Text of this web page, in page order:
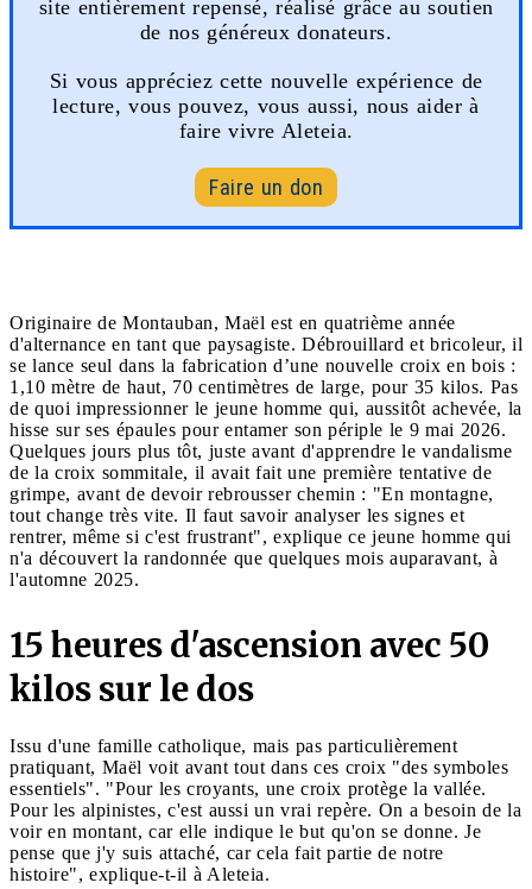
site entièrement repensé, réalisé grâce au soutien
de nos généreux donateurs.
Si vous appréciez cette nouvelle expérience de
lecture, vous pouvez, vous aussi, nous aider à
faire vivre Aleteia.
Faire un don
Originaire de Montauban, Maël est en quatrième année
d'alternance en tant que paysagiste. Débrouillard et bricoleur, il
se lance seul dans la fabrication d’une nouvelle croix en bois :
1,10 mètre de haut, 70 centimètres de large, pour 35 kilos. Pas
de quoi impressionner le jeune homme qui, aussitôt achevée, la
hisse sur ses épaules pour entamer son périple le 9 mai 2026.
Quelques jours plus tôt, juste avant d'apprendre le vandalisme
de la croix sommitale, il avait fait une première tentative de
grimpe, avant de devoir rebrousser chemin : "En montagne,
tout change très vite. Il faut savoir analyser les signes et
rentrer, même si c'est frustrant", explique ce jeune homme qui
n'a découvert la randonnée que quelques mois auparavant, à
l'automne 2025.
15 heures d'ascension avec 50
kilos sur le dos
Issu d'une famille catholique, mais pas particulièrement
pratiquant, Maël voit avant tout dans ces croix "des symboles
essentiels". "Pour les croyants, une croix protège la vallée.
Pour les alpinistes, c'est aussi un vrai repère. On a besoin de la
voir en montant, car elle indique le but qu'on se donne. Je
pense que j'y suis attaché, car cela fait partie de notre
histoire", explique-t-il à Aleteia.